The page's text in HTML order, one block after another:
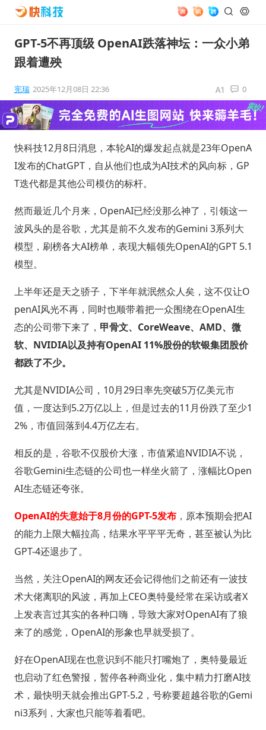
GPT-5不再顶级 OpenAI跌落神坛：一众小弟
跟着遭殃
宪瑞 2025年12月08日 22:36 0
快科技12月8日消息，本轮AI的爆发起点就是23年OpenA
I发布的ChatGPT，自从他们也成为AI技术的风向标，GP
T迭代都是其他公司模仿的标杆。
然而最近几个月来，OpenAI已经没那么神了，引领这一
波风头的是谷歌，尤其是前不久发布的Gemini 3系列大
模型，刷榜各大AI榜单，表现大幅领先OpenAI的GPT 5.1
模型。
上半年还是天之骄子，下半年就泯然众人矣，这不仅让O
penAI风光不再，同时也顺带着把一众围绕在OpenAI生
态的公司带下来了， 甲骨文、CoreWeave、AMD、微
软、NVIDIA以及持有OpenAI 11%股份的软银集团股价
都跌了不少。
尤其是NVIDIA公司，10月29日率先突破5万亿美元市
值，一度达到5.2万亿以上，但是过去的11月份跌了至少1
2%，市值回落到4.4万亿左右。
相反的是，谷歌不仅股价大涨，市值紧追NVIDIA不说，
谷歌Gemini生态链的公司也一样坐火箭了，涨幅比Open
AI生态链还夸张。
OpenAI的失意始于8月份的GPT-5发布，原本预期会把AI
的能力上限大幅拉高，结果水平平平无奇，甚至被认为比
GPT-4还退步了。
当然，关注OpenAI的网友还会记得他们之前还有一波技
术大佬离职的风波，再加上CEO奥特曼经常在采访或者X
上发表言过其实的各种口嗨，导致大家对OpenAI有了狼
来了的感觉，OpenAI的形象也早就受损了。
好在OpenAI现在也意识到不能只打嘴炮了，奥特曼最近
也启动了红色警报，暂停各种商业化，集中精力打磨AI技
术，最快明天就会推出GPT-5.2，号称要超越谷歌的Gemi
ni3系列，大家也只能等着看吧。